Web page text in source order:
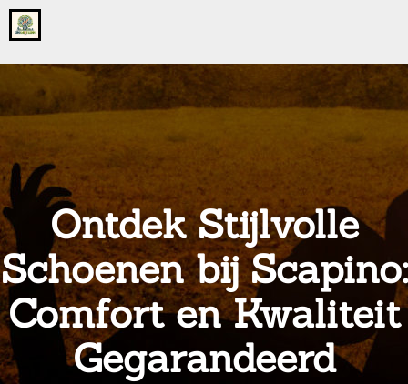
Go
to
home
onsgrotegezin.nl
Ontdek Stijlvolle
Schoenen bij Scapino:
Comfort en Kwaliteit
Gegarandeerd